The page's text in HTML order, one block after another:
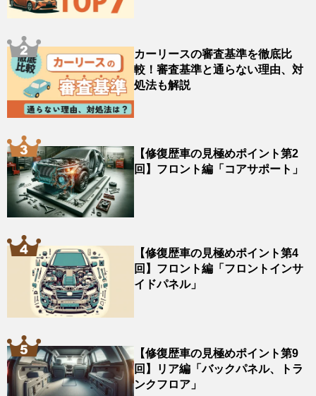
カーリースの審査基準を徹底比
較！審査基準と通らない理由、対
処法も解説
【修復歴車の見極めポイント第2
回】フロント編「コアサポート」
【修復歴車の見極めポイント第4
回】フロント編「フロントインサ
イドパネル」
【修復歴車の見極めポイント第9
回】リア編「バックパネル、トラ
ンクフロア」